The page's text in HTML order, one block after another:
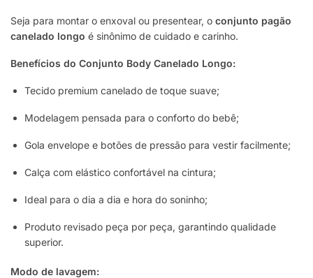
Seja para montar o enxoval ou presentear, o conjunto pagão
canelado longo é sinônimo de cuidado e carinho.
Benefícios do Conjunto Body Canelado Longo:
Tecido premium canelado de toque suave;
Modelagem pensada para o conforto do bebê;
Gola envelope e botões de pressão para vestir facilmente;
Calça com elástico confortável na cintura;
Ideal para o dia a dia e hora do soninho;
Produto revisado peça por peça, garantindo qualidade
superior.
Modo de lavagem: